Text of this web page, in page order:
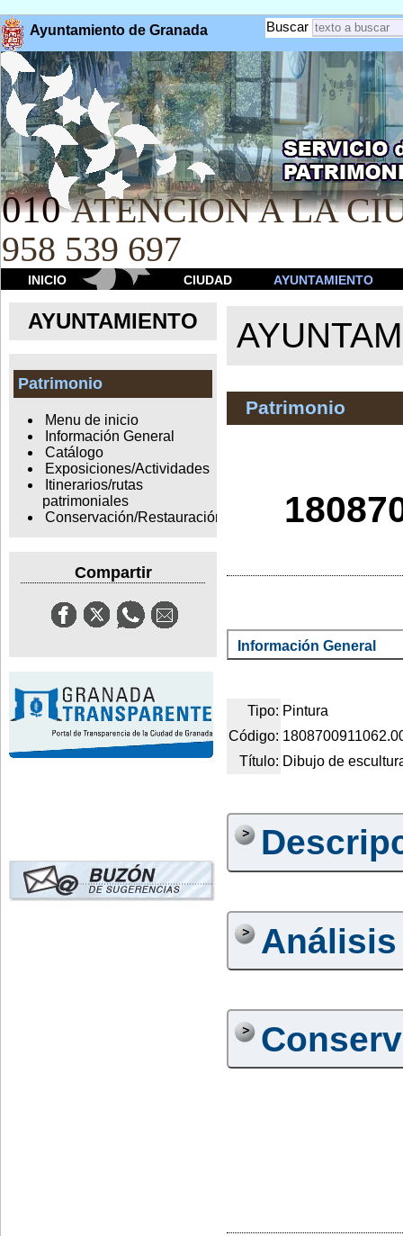
Ayuntamiento de Granada Buscar
010 ATENCION A LA
958 539 697
INICIO CIUDAD AYUNTAMIENTO
AYUNTAMIENTO
Patrimonio
Menu de inicio
Información General
Catálogo
Exposiciones/Actividades
Itinerarios/rutas
patrimoniales
Conservación/Restauración
Compartir
Patrimonio
Información General
Tipo: Pintura
Código:
Título: Dibujo de